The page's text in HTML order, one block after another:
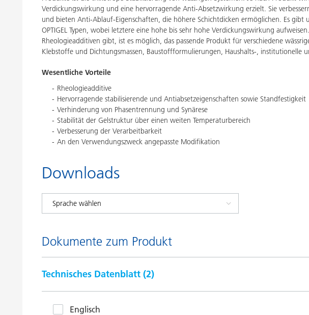
Verdickungswirkung und eine hervorragende Anti-Absetzwirkung erzielt. Sie
und bieten Anti-Ablauf-Eigenschaften, die höhere Schichtdicken ermöglichen. Es
OPTIGEL Typen, wobei letztere eine hohe bis sehr hohe Verdickungswirkung aufweisen.
Rheologieadditiven gibt, ist es möglich, das passende Produkt für verschiedene
Klebstoffe und Dichtungsmassen, Baustoffformulierungen, Haushalts-, institutionelle
Wesentliche Vorteile
Rheologieadditive
Hervorragende stabilisierende und Antiabsetzeigenschaften sowie Standfestigkeit
Verhinderung von Phasentrennung und Synärese
Stabilität der Gelstruktur über einen weiten Temperaturbereich
Verbesserung der Verarbeitbarkeit
An den Verwendungszweck angepasste Modifikation
Downloads
Dokumente zum Produkt
Technisches Datenblatt (2)
Englisch